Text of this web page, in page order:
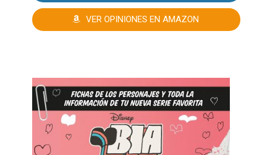
VER OPINIONES EN AMAZON